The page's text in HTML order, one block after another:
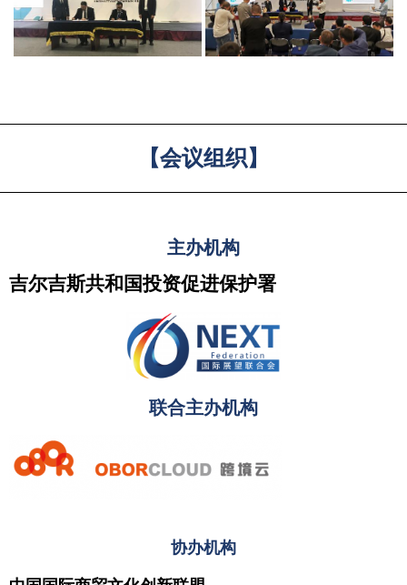
【会议组织】
主办机构
吉尔吉斯共和国投资促进保护署
联合主办机构
协办机构